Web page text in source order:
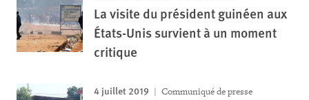
La visite du président guinéen aux
États-Unis survient à un moment
critique
4 juillet 2019 Communiqué de presse